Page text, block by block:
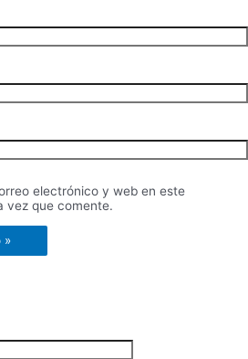
electrónico y web en este
vez que comente.